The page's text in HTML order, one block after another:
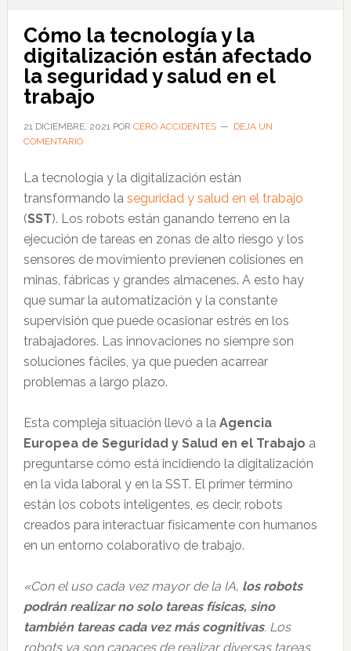
Cómo la tecnología y la
digitalización están afectado
la seguridad y salud en el
trabajo
21 DICIEMBRE, 2021POR CERO ACCIDENTES
DEJA UN
COMENTARIO
La tecnología y la digitalización están
transformando la seguridad y salud en el trabajo
(SST). Los robots están ganando terreno en la
ejecución de tareas en zonas de alto riesgo y los
sensores de movimiento previenen colisiones en
minas, fábricas y grandes almacenes. A esto hay
que sumar la automatización y la constante
supervisión que puede ocasionar estrés en los
trabajadores. Las innovaciones no siempre son
soluciones fáciles, ya que pueden acarrear
problemas a largo plazo.
Esta compleja situación llevó a la Agencia
Europea de Seguridad y Salud en el Trabajo a
preguntarse cómo está incidiendo la digitalización
en la vida laboral y en la SST. El primer término
están los cobots inteligentes, es decir, robots
creados para interactuar físicamente con humanos
en un entorno colaborativo de trabajo.
«Con el uso cada vez mayor de la IA, los robots
podrán realizar no solo tareas físicas, sino
también tareas cada vez más cognitivas. Los
robots ya son capaces de realizar diversas tareas